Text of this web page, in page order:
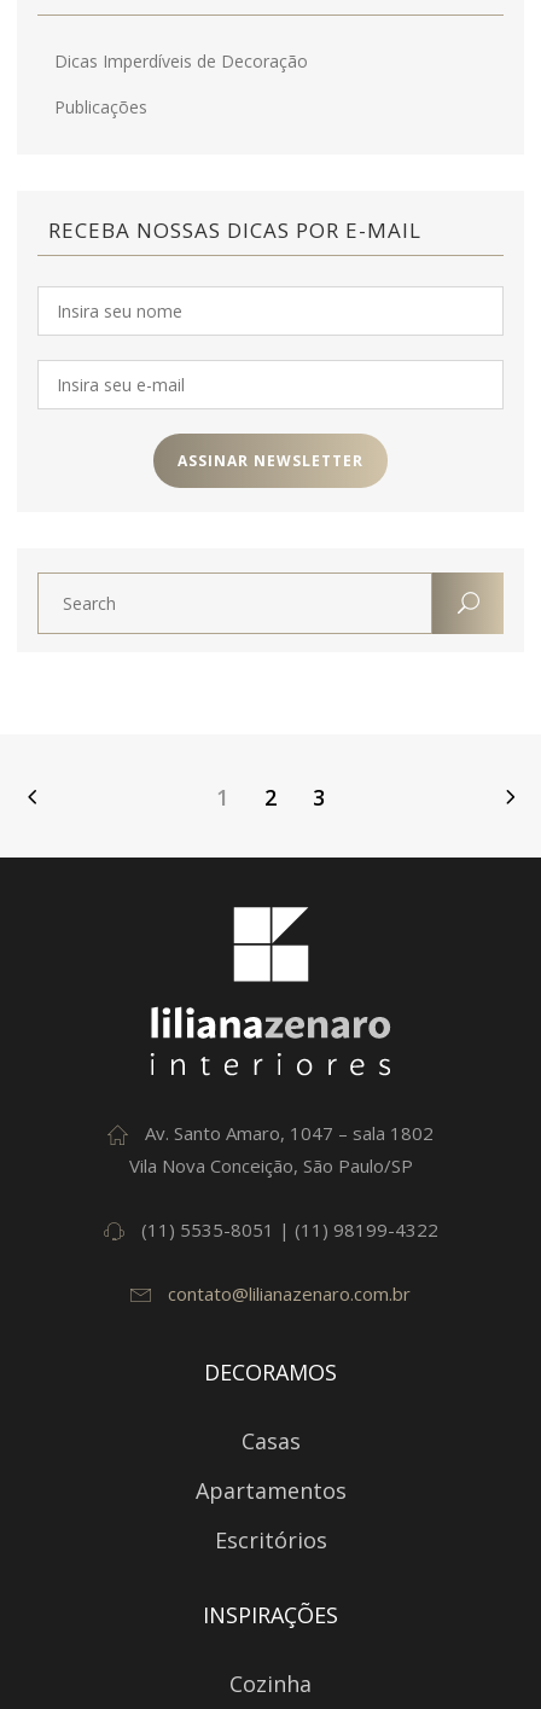
Dicas Imperdíveis de Decoração
Publicações
RECEBA NOSSAS DICAS POR E-MAIL
1 2 3
Av. Santo Amaro, 1047 – sala 1802
Vila Nova Conceição, São Paulo/SP
(11) 5535-8051 | (11) 98199-4322
contato@lilianazenaro.com.br
DECORAMOS
Casas
Apartamentos
Escritórios
INSPIRAÇÕES
Cozinha